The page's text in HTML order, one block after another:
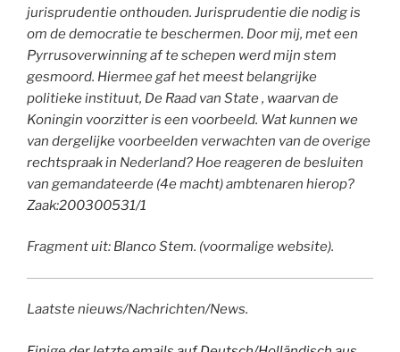
jurisprudentie onthouden. Jurisprudentie die nodig is
om de democratie te beschermen. Door mij, met een
Pyrrusoverwinning af te schepen werd mijn stem
gesmoord. Hiermee gaf het meest belangrijke
politieke instituut, De Raad van State , waarvan de
Koningin voorzitter is een voorbeeld. Wat kunnen we
van dergelijke voorbeelden verwachten van de overige
rechtspraak in Nederland? Hoe reageren de besluiten
van gemandateerde (4e macht) ambtenaren hierop?
Zaak:200300531/1
Fragment uit: Blanco Stem. (voormalige website).
Laatste nieuws/Nachrichten/News.